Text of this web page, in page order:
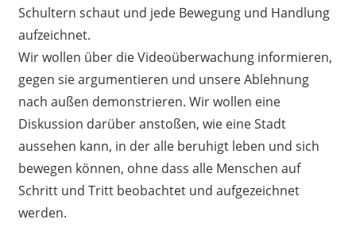
Schultern schaut und jede Bewegung und Handlung
aufzeichnet.
Wir wollen über die Videoüberwachung informieren,
gegen sie argumentieren und unsere Ablehnung
nach außen demonstrieren. Wir wollen eine
Diskussion darüber anstoßen, wie eine Stadt
aussehen kann, in der alle beruhigt leben und sich
bewegen können, ohne dass alle Menschen auf
Schritt und Tritt beobachtet und aufgezeichnet
werden.